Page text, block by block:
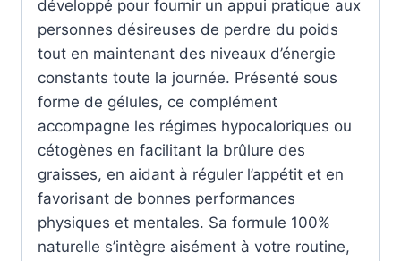
développé pour fournir un appui pratique aux
personnes désireuses de perdre du poids
tout en maintenant des niveaux d’énergie
constants toute la journée. Présenté sous
forme de gélules, ce complément
accompagne les régimes hypocaloriques ou
cétogènes en facilitant la brûlure des
graisses, en aidant à réguler l’appétit et en
favorisant de bonnes performances
physiques et mentales. Sa formule 100%
naturelle s’intègre aisément à votre routine,